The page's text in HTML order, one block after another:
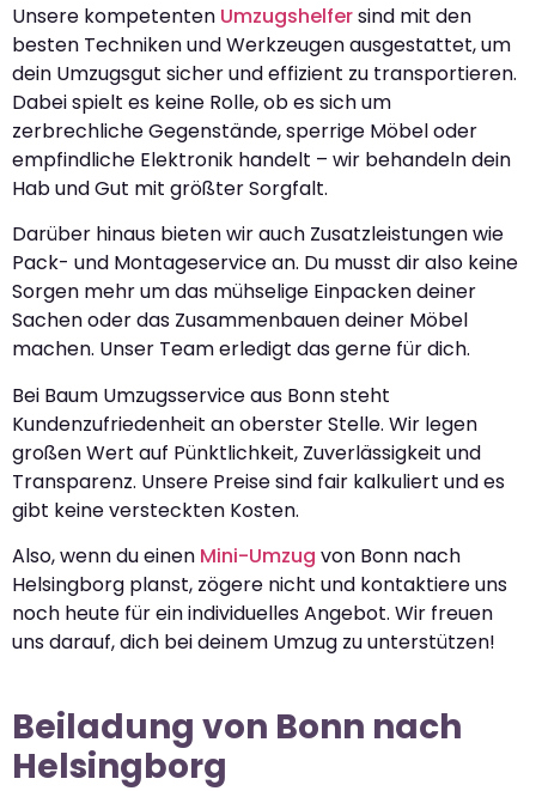
Unsere kompetenten Umzugshelfersind mit den
besten Techniken und Werkzeugen ausgestattet, um
dein Umzugsgut sicher und effizient zu transportieren.
Dabei spielt es keine Rolle, ob es sich um
zerbrechliche Gegenstände, sperrige Möbel oder
empfindliche Elektronik handelt – wir behandeln dein
Hab und Gut mit größter Sorgfalt.
Darüber hinaus bieten wir auch Zusatzleistungen wie
Pack- und Montageservice an. Du musst dir also keine
Sorgen mehr um das mühselige Einpacken deiner
Sachen oder das Zusammenbauen deiner Möbel
machen. Unser Team erledigt das gerne für dich.
Bei Baum Umzugsservice aus Bonn steht
Kundenzufriedenheit an oberster Stelle. Wir legen
großen Wert auf Pünktlichkeit, Zuverlässigkeit und
Transparenz. Unsere Preise sind fair kalkuliert und es
gibt keine versteckten Kosten.
Also, wenn du einen Mini-Umzug von Bonn nach
Helsingborg planst, zögere nicht und kontaktiere uns
noch heute für ein individuelles Angebot. Wir freuen
uns darauf, dich bei deinem Umzug zu unterstützen!
Beiladung von Bonn nach
Helsingborg